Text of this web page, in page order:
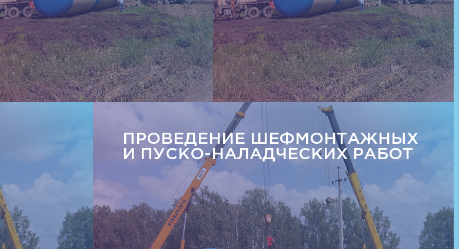
ПРОВЕДЕНИЕ ШЕФМОНТАЖНЫХ
И ПУСКО-НАЛАДЧЕСКИХ РАБОТ